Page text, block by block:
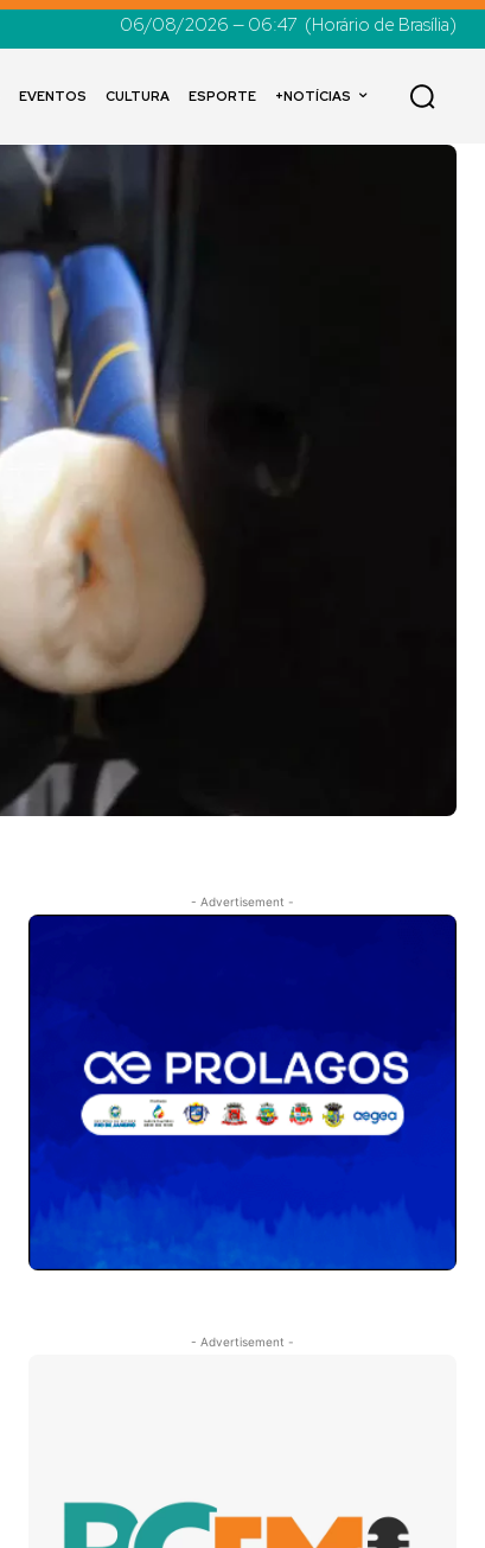
06/08/2026 — 06:47 (Horário de Brasília)
EVENTOS CULTURA ESPORTE +NOTÍCIAS
- Advertisement -
- Advertisement -